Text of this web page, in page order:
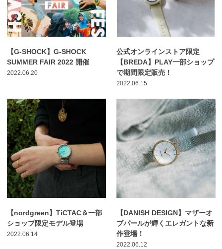
【G-SHOCK】G-SHOCK
SUMMER FAIR 2022 開催
2022.06.20
公式オンラインストア限定
【BREDA】PLAY一部ショップ
で期間限定販売！
2022.06.15
【nordgreen】TiCTAC＆一部
ショップ限定モデル登場
2022.06.14
【DANISH DESIGN】マザーオ
ブパールが輝くエレガントな新
作登場！
2022.06.12